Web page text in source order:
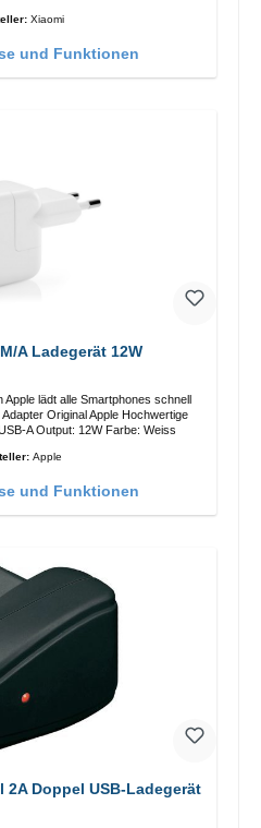
Xiaomi
und Funktionen
A Ladegerät 12W
lädt alle Smartphones schnell
Verarbeitung Anschlüsse: USB-A Output: 12W Farbe: Weiss
Apple
und Funktionen
2A Doppel USB-Ladegerät